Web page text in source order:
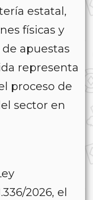
estatal,
físicas y
apuestas
representa
proceso de
sector en
2026, el